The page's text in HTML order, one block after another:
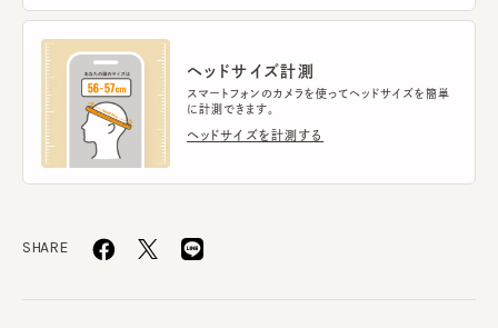
ヘッドサイズ計測
スマートフォンのカメラを使ってヘッドサイズを簡単
に計測できます。
ヘッドサイズを計測する
SHARE